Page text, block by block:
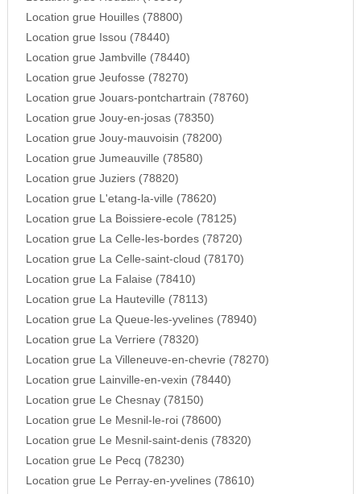
Location grue Houilles (78800)
Location grue Issou (78440)
Location grue Jambville (78440)
Location grue Jeufosse (78270)
Location grue Jouars-pontchartrain (78760)
Location grue Jouy-en-josas (78350)
Location grue Jouy-mauvoisin (78200)
Location grue Jumeauville (78580)
Location grue Juziers (78820)
Location grue L'etang-la-ville (78620)
Location grue La Boissiere-ecole (78125)
Location grue La Celle-les-bordes (78720)
Location grue La Celle-saint-cloud (78170)
Location grue La Falaise (78410)
Location grue La Hauteville (78113)
Location grue La Queue-les-yvelines (78940)
Location grue La Verriere (78320)
Location grue La Villeneuve-en-chevrie (78270)
Location grue Lainville-en-vexin (78440)
Location grue Le Chesnay (78150)
Location grue Le Mesnil-le-roi (78600)
Location grue Le Mesnil-saint-denis (78320)
Location grue Le Pecq (78230)
Location grue Le Perray-en-yvelines (78610)